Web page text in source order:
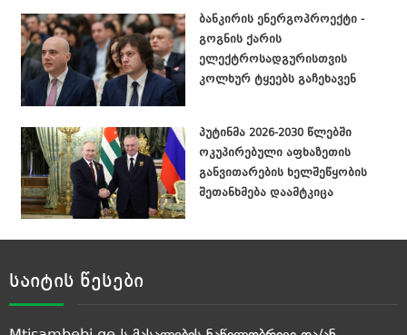
ბანკირის ენერგოპროექტი -
გოგნის ქარის
ელექტროსადგურისთვის
კოლხურ ტყეებს გაჩეხავენ
პუტინმა 2026-2030 წლებში
ოკუპირებული აფხაზეთის
განვითარების ხელშეწყობის
შეთანხმება დაამტკიცა
საიტის წესები